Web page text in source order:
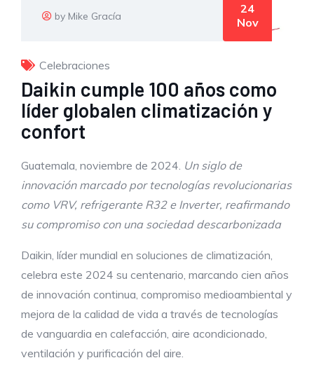
by Mike Gracía
24
Nov
Celebraciones
Daikin cumple 100 años como
líder globalen climatización y
confort
Guatemala, noviembre de 2024. Un siglo de
innovación marcado por tecnologías revolucionarias
como VRV, refrigerante R32 e Inverter, reafirmando
su compromiso con una sociedad descarbonizada
Daikin, líder mundial en soluciones de climatización,
celebra este 2024 su centenario, marcando cien años
de innovación continua, compromiso medioambiental y
mejora de la calidad de vida a través de tecnologías
de vanguardia en calefacción, aire acondicionado,
ventilación y purificación del aire.